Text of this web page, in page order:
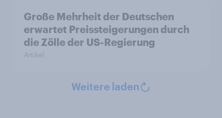
Große Mehrheit der Deutschen
erwartet Preissteigerungen durch
die Zölle der US-Regierung
Artikel
Weitere laden